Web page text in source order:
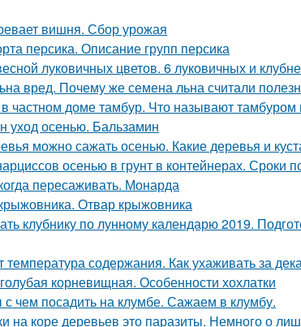
вишня. Сбор урожая
персика. Описание групп персика
луковичных цветов. 6 луковичных и
вред. Почему же семена льна считали
частном доме тамбур. Что называют тамбуром
уход осенью. Бальзамин
можно сажать осенью. Какие деревья и
осенью в грунт в контейнерах. Сроки
пересаживать. Монарда
Отвар крыжовника
клубнику по лунному календарю 2019.
температура содержания. Как ухаживать за
корневищная. Особенности хохлатки
чем посадить на клумбе. Сажаем в клумбу.
на коре деревьев это паразиты. Немного о